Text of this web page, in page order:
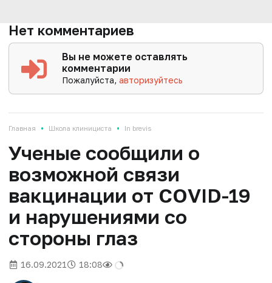
Нет комментариев
Вы не можете оставлять
комментарии
Пожалуйста,авторизуйтесь
Главная • Школа клинициста • In brevis
Ученые сообщили о
возможной связи
вакцинации от COVID-19
и нарушениями со
стороны глаз
16.09.2021 18:08